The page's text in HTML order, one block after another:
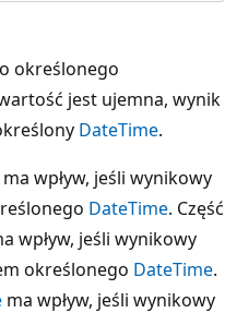
określonego
jest ujemna, wynik
DateTime.
ma wpływ, jeśli wynikowy
DateTime. Część
wpływ, jeśli wynikowy
określonego DateTime.
ma wpływ, jeśli wynikowy